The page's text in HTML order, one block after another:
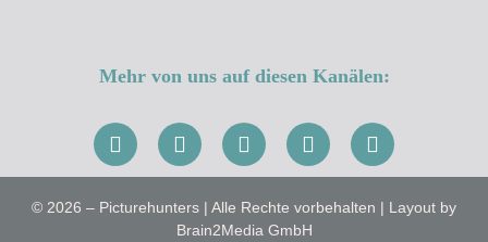
Mehr von uns auf diesen Kanälen:
© 2026 – Picturehunters | Alle Rechte vorbehalten | Layout by
Brain2Media GmbH